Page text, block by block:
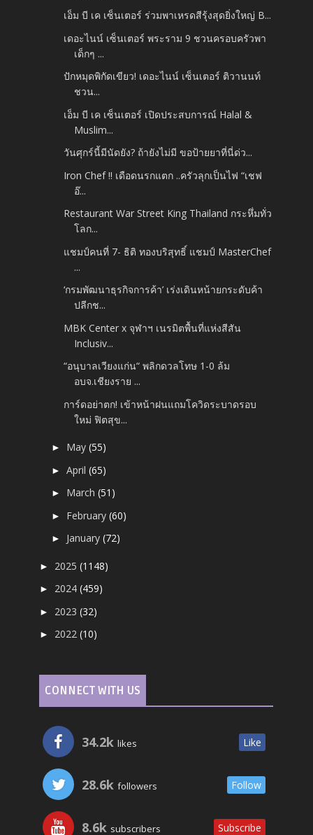
เอ็ม บี เค เซ็นเตอร์ ร่วมพาเหรดสีรุ้งสุดยิ่งใหญ่ B...
เดอะไนน์ เซ็นเตอร์ พระราม 9 ชวนครอบครัวพา
เด็กๆ ...
ปักหมุดพิกัดเขียว! เดอะไนน์ เซ็นเตอร์ ติวานนท์
ชวน...
เอ็ม บี เค เซ็นเตอร์ เปิดประสบการณ์ Halal &
Muslim...
วันศุกร์นี้มีนัดยัง? ถ้ายังไม่มี ขอป้ายยาที่นี่ด่ว...
Iron Chef !! เดือดนรกแตก ..ครัวลุกเป็นไฟ “เชฟ
อ๊...
Restaurant War Street King Thailand กระหึ่มทั่ว
โลก...
แชมป์คนที่ 7- ธิติ ทองบริสุทธิ์ แชมป์ MasterChef
...
‘กรมพัฒนาธุรกิจการค้า’ เร่งเดินหน้ายกระดับค้า
ปลีกช...
MBK Center x จุฬาฯ เนรมิตพื้นที่แห่งสีสัน
Inclusiv...
“อนุบาลเวียงแก่น“ พลิกดวลโทษ 1-0 ล้ม
อบจ.เชียงราย ...
การ์ดอย่าตก! เข้าหน้าฝนแถมโควิดระบาดรอบ
ใหม่ ฟิตสุข...
► May(55)
►April(65)
► March(51)
► February(60)
► January(72)
► 2025(1148)
► 2024(459)
► 2023(32)
► 2022(10)
CONNECT WITH US
34.2k likes Like
28.6k followers Follow
8.6k subscribers Subscribe